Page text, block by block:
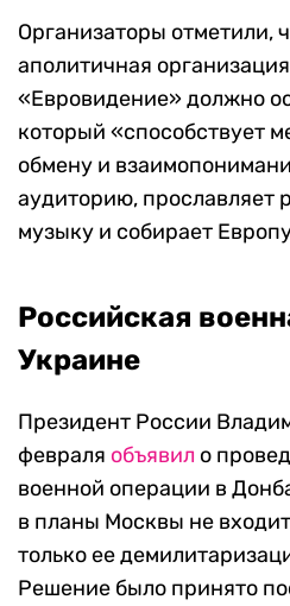
Организаторы отметили,
аполитичная
«Евровидение» должно
который «способствует
обмену и
аудиторию, прославляет
музыку и собирает
Российская
Украине
Президент России
февраля объявил о
военной операции в
в планы Москвы не
только ее
Решение было принято